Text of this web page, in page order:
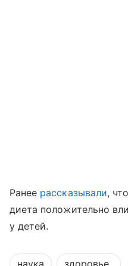
Ранее рассказывали,
диета положительно
у детей.
наука здоровье_